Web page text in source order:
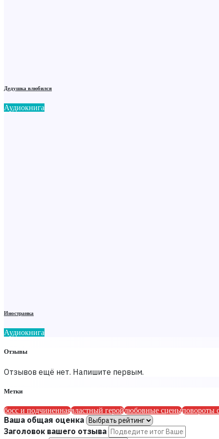
Дедушка влюбился
Аудиокнига
Иностранка
Аудиокнига
Отзывы
Отзывов ещё нет. Напишите первым.
Метки
босс и подчиненнаявластный геройлюбовные сценыповороты
Ваша общая оценка
Заголовок вашего отзыва